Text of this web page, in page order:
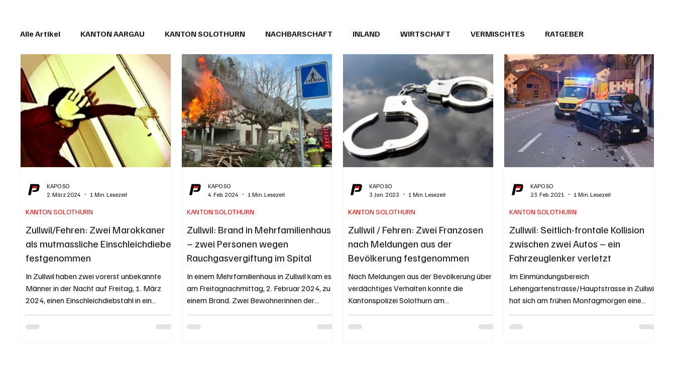
Alle Artikel KANTON AARGAU KANTON SOLOTHURN NACHBARSCHAFT INLAND WIRTSCHAFT VERMISCHTES RATGEBER
IN EIGENER SACHE KOMMENTARE LESERBRIEFE PUBLIREPORTAGEN MUGA'26 GEMEINDEPORTRÄTS
Zullwil/Fehren: Zwei Marokkaner
als mutmassliche Einschleichdiebe
festgenommen
In Zullwil haben zwei vorerst unbekannte
Männer in der Nacht auf Freitag, 1. März
2024, einen Einschleichdiebstahl in ein
KANTON SOLOTHURN
KAPO SO
2. März 2024
1 Min. Lesezeit
Zullwil: Brand in Mehrfamilienhaus
– zwei Personen wegen
Rauchgasvergiftung im Spital
In einem Mehrfamilienhaus in Zullwil kam es
am Freitagnachmittag, 2. Februar 2024, zu
einem Brand. Zwei Bewohnerinnen der
KANTON SOLOTHURN
KAPO SO
4. Feb. 2024
1 Min. Lesezeit
Zullwil / Fehren: Zwei Franzosen
nach Meldungen aus der
Bevölkerung festgenommen
Nach Meldungen aus der Bevölkerung über
verdächtiges Verhalten konnte die
Kantonspolizei Solothurn am
KANTON SOLOTHURN
KAPO SO
3. Jan. 2023
1 Min. Lesezeit
Zullwil: Seitlich-frontale Kollision
zwischen zwei Autos – ein
Fahrzeuglenker verletzt
Im Einmündungsbereich
Lehengartenstrasse/Hauptstrasse in Zullwil
hat sich am frühen Montagmorgen eine
KANTON SOLOTHURN
KAPO SO
23. Feb. 2021
1 Min. Lesezeit